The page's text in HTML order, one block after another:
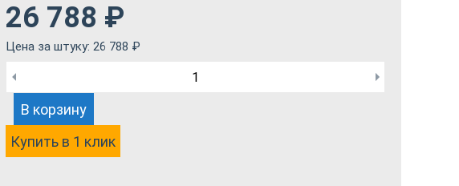
26 788 ₽
Цена за штуку: 26 788 ₽
В корзину
Купить в 1 клик